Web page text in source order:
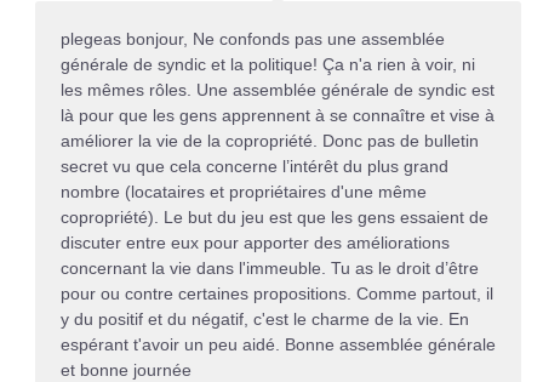
plegeas bonjour, Ne confonds pas une assemblée
générale de syndic et la politique! Ça n'a rien à voir, ni
les mêmes rôles. Une assemblée générale de syndic est
là pour que les gens apprennent à se connaître et vise à
améliorer la vie de la copropriété. Donc pas de bulletin
secret vu que cela concerne l’intérêt du plus grand
nombre (locataires et propriétaires d'une même
copropriété). Le but du jeu est que les gens essaient de
discuter entre eux pour apporter des améliorations
concernant la vie dans l'immeuble. Tu as le droit d’être
pour ou contre certaines propositions. Comme partout, il
y du positif et du négatif, c'est le charme de la vie. En
espérant t'avoir un peu aidé. Bonne assemblée générale
et bonne journée